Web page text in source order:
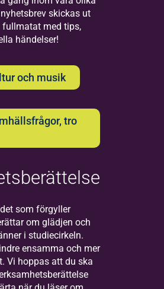
Uppsala
Välkommen till
oss på Bilda i
Visby
till oss på
Bilda i
Visby!
skickas ut
fullmatat med tips,
händelser!
och musik
tro
som förgyller
om glädjen och
i studiecirkeln.
ensamma och mer
Vi hoppas att du ska